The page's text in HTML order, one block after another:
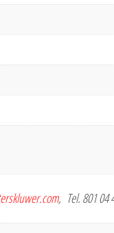
, Tel. 801 04